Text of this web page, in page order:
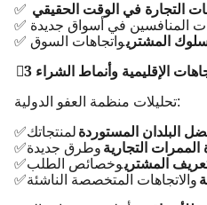
التجارة في الوقت الحقيقي
المنافسين في أسواق جديدة
المشتريواتجاهات السوق
الإقليمية وأنماط الشراء
تحليلات منظمة العفو الدولية:
✅
البلدان المستوردة لمنتجاتك
✅
الممرات التجارية وطرق جديدة
✅
المشتريوخصائص الطلب
✅والاتجاهات المتخصصة الناشئة